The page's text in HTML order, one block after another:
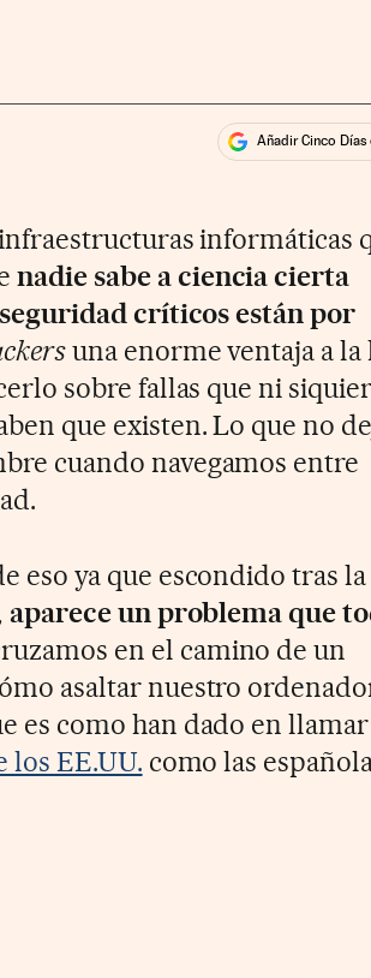
Añadir Cinco Días
informáticas
nadie sabe a ciencia cierta
críticos están por
una enorme ventaja a la
sobre fallas que ni
que existen. Lo que no
cuando navegamos entre
eso ya que escondido tras la
aparece un problema que
en el camino de un
asaltar nuestro
es como han dado en llamar
los EE.UU. como las